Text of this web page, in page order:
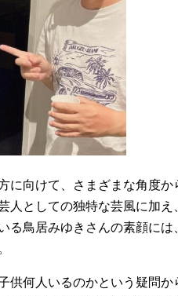
に向けて、さまざまな角度か
人としての独特な芸風に加え
る鳥居みゆきさんの素顔には
供何人いるのかという疑問か